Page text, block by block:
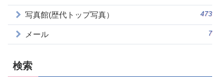
写真館(歴代トップ写真） 473
メール 7
検索